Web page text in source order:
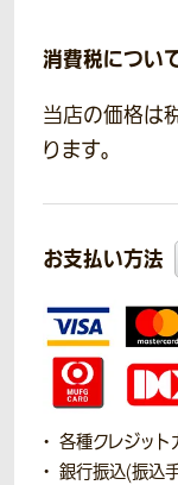
消費税につい
当店の価格は
ります。
お支払い方法
各種クレジット
銀行振込(振込